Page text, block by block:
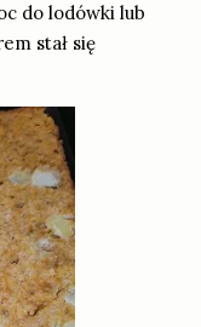
do lodówki lub
stał się